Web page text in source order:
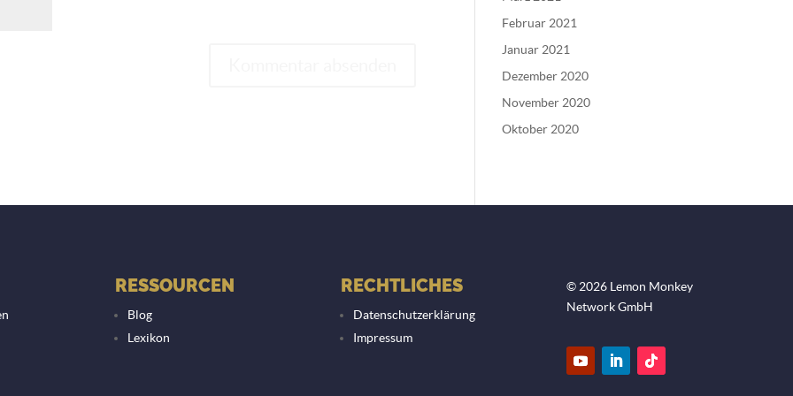
Februar 2021
Januar 2021
Dezember 2020
November 2020
Oktober 2020
RESSOURCEN
Blog
Lexikon
RECHTLICHES
Datenschutzerklärung
Impressum
© 2026 Lemon Monkey
Network GmbH